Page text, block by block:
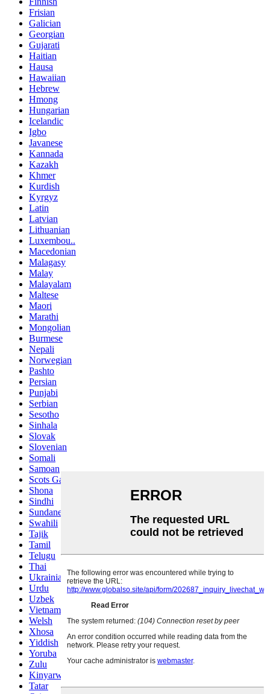
Frisian
Galician
Georgian
Gujarati
Haitian
Hausa
Hawaiian
Hebrew
Hmong
Hungarian
Icelandic
Igbo
Javanese
Kannada
Kazakh
Khmer
Kurdish
Kyrgyz
Latin
Latvian
Lithuanian
Luxembou..
Macedonian
Malagasy
Malay
Malayalam
Maltese
Maori
Marathi
Mongolian
Burmese
Nepali
Norwegian
Pashto
Persian
Punjabi
Serbian
Sesotho
Sinhala
Slovak
Slovenian
Somali
Samoan
Scots Gaelic
Shona
Sindhi
Sundanese
Swahili
Tajik
Tamil
Telugu
Thai
Ukrainian
Urdu
Uzbek
Vietnamese
Welsh
Xhosa
Yiddish
Yoruba
Zulu
Kinyarwanda
Tatar